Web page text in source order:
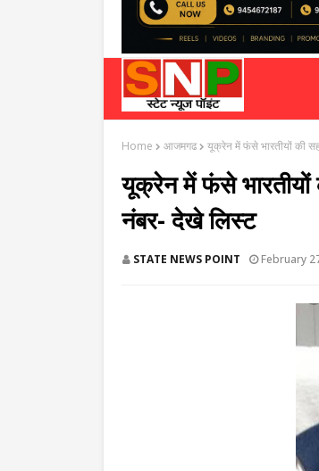
Home आजमगढ यूक्रेन में फंसे भारतीयों की
यूक्रेन में फंसे भारतीयों
नंबर- देखे लिस्ट
STATE NEWS POINT February